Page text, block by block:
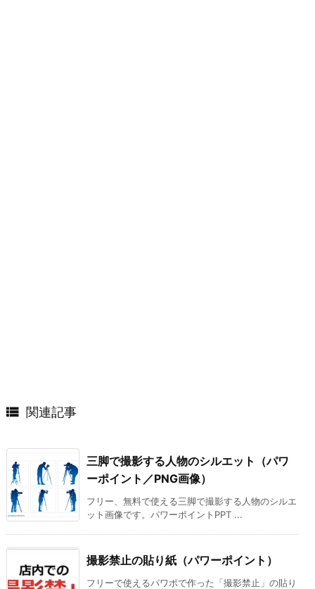
 関連記事
三脚で撮影する人物のシルエット（パワ
ーポイント／PNG画像）
フリー、無料で使える三脚で撮影する人物のシルエ
ット画像です。パワーポイントPPT ...
撮影禁止の貼り紙（パワーポイント）
フリーで使えるパワポで作った「撮影禁止」の貼り